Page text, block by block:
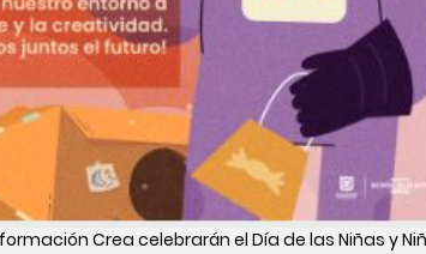
Crea celebrarán el Día de las Niñas y